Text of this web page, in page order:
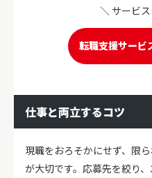
＼ サービ
転職支援サービ
仕事と両立するコツ
現職をおろそかにせず、限
が大切です。応募先を絞り